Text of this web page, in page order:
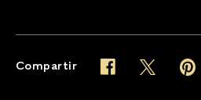
Compartir Facebook (opens in
Twitter